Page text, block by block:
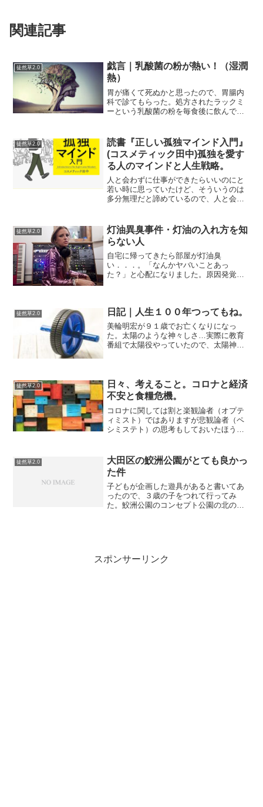
関連記事
徒然草2.0
戯言｜乳酸菌の粉が熱い！（湿潤
熱）
胃が痛くて死ぬかと思ったので、胃腸内
科で診てもらった。処方されたラックミ
ーという乳酸菌の粉を毎食後に飲んでい
これについて調べてみたが⋯粉が水分を
含むと熱が実際に出るとい...
徒然草2.0
読書『正しい孤独マインド入門』
(コスメティック田中)孤独を愛す
る人のマインドと人生戦略。
人と会わずに仕事ができたらいいのにと
若い時に思っていたけど、そういうのは
多分無理だと諦めているので、人と会わ
なります。そんな方法があるなら私に教
えておくれ。というわけで...
徒然草2.0
灯油異臭事件・灯油の入れ方を知
らない人
自宅に帰ってきたら部屋が灯油臭
い．．．。「なんかヤバいことあっ
た？」と心配になりました。原因発覚ウ
が．．．なんと、ウチの同居人が、そ
れ...
徒然草2.0 日記｜人生１００年つってもね。
美輪明宏が９１歳でお亡くなりになっ
た。太陽のような神々しさ…実際に教育
番組で太陽役やっていたので、太陽神み
がある。いや、auだっ...
徒然草2.0
日々、考えること。コロナと経済
不安と食糧危機。
コロナに関しては割と楽観論者（オプテ
ィミスト）ではありますが悲観論者（ペ
シミステト）の思考もしておいたほうが
子に乗って損をすることと意味がまった
く異なると思います。リス...
徒然草2.0
大田区の鮫洲公園がとても良かっ
た件
子どもが企画した遊具があると書いてあ
ったので、３歳の子をつれて行ってみ
た。鮫洲公園のコンセプト公園の北のエ
スポンサーリンク